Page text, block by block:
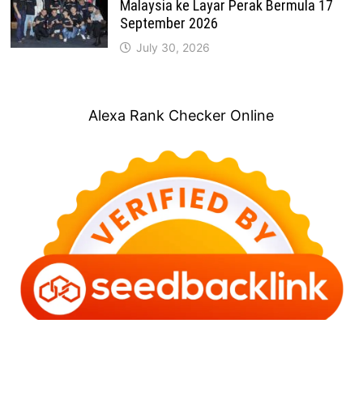
Malaysia ke Layar Perak Bermula 17
September 2026
July 30, 2026
Alexa Rank Checker Online